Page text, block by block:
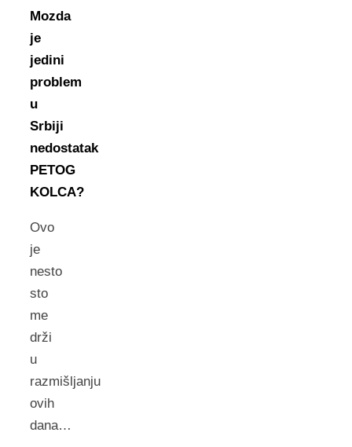
Mozda
je
jedini
problem
u
Srbiji
nedostatak
PETOG
KOLCA?
Ovo
je
nesto
sto
me
drži
u
razmišljanju
ovih
dana…